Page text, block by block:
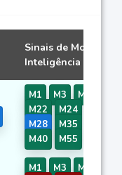
Sinais de Modelos
Inteligência
M1 M3 M5
M22
M24
M28
M35
M40
M55
M1 M3 M5